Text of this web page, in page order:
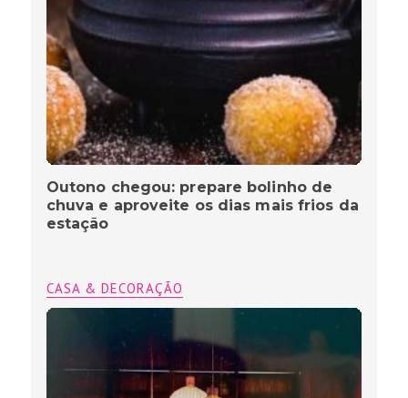
Outono chegou: prepare bolinho de
chuva e aproveite os dias mais frios da
estação
CASA & DECORAÇÃO